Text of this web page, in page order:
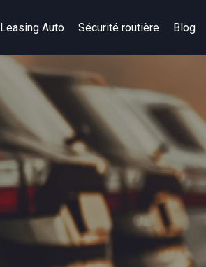
Leasing Auto Sécurité routière Blog